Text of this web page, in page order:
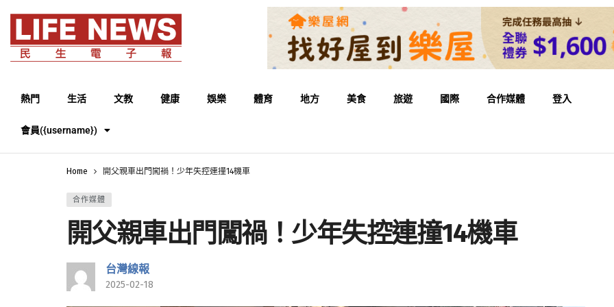
熱門 生活 文教 健康 娛樂 體育 地方 美食 旅遊 國際 合作媒體 登入
會員({username})
Home 開父親車出門闖禍！少年失控連撞14機車
合作媒體
開父親車出門闖禍！少年失控連撞14機車
台灣線報
2025-02-18